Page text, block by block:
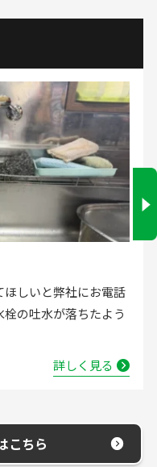
しいと弊社にお電話
の吐水が落ちたよう
詳しく見る
こちら